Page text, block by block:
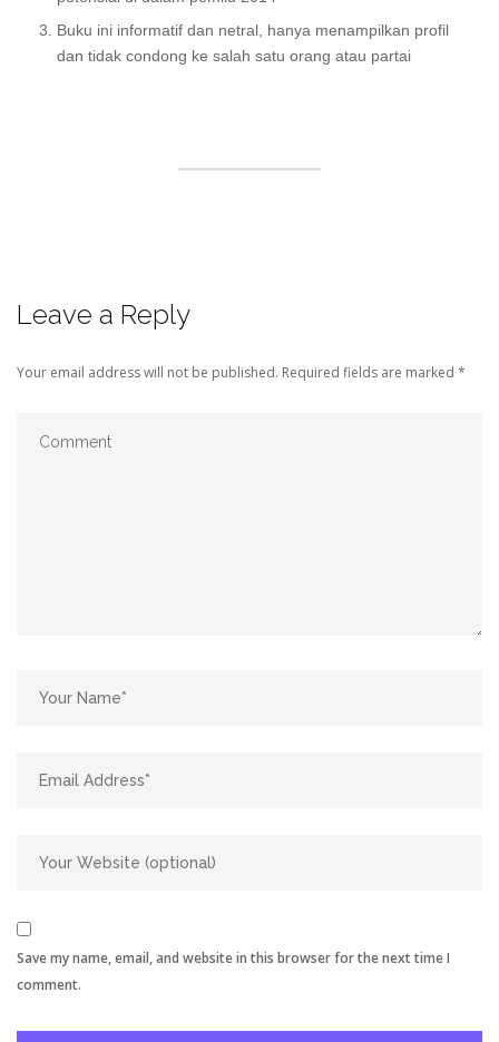
Buku ini informatif dan netral, hanya menampilkan profil
dan tidak condong ke salah satu orang atau partai
Leave a Reply
Your email address will not be published. Required fields are marked *
Save my name, email, and website in this browser for the next time I
comment.